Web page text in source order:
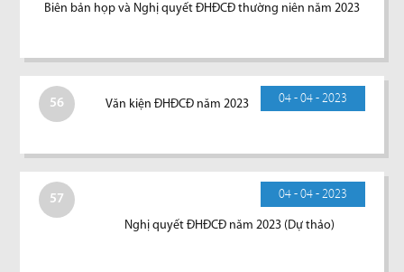
Biên bản họp và Nghị quyết ĐHĐCĐ thường niên năm 2023
56 04 - 04 - 2023
Văn kiện ĐHĐCĐ năm 2023
57 04 - 04 - 2023
Nghị quyết ĐHĐCĐ năm 2023 (Dự thảo)